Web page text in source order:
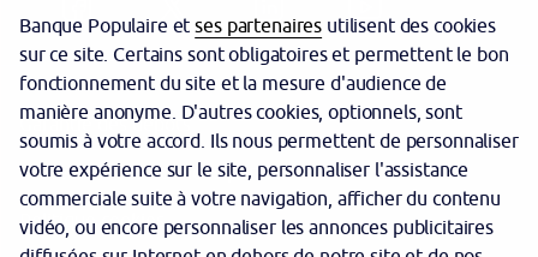
Garantie des dépôts
Protection des données personnelles
Politique cookies
Banque Populaire etses partenaires utilisent des cookies
sur ce site. Certains sont obligatoires et permettent le bon
fonctionnement du site et la mesure d'audience de
manière anonyme. D'autres cookies, optionnels, sont
soumis à votre accord. Ils nous permettent de personnaliser
votre expérience sur le site, personnaliser l'assistance
commerciale suite à votre navigation, afficher du contenu
vidéo, ou encore personnaliser les annonces publicitaires